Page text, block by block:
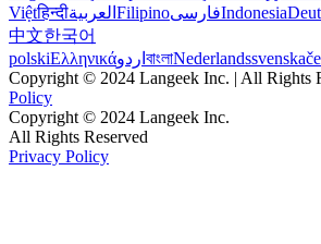
Việtहिन्दीالعربية FilipinoفارسیIndonesia
中文한국어
polskiΕλληνικάاردو বাংলাNederlandssvenska
Copyright © 2024 Langeek Inc. | All Rights
Policy
Copyright © 2024 Langeek Inc.
All Rights Reserved
Privacy Policy